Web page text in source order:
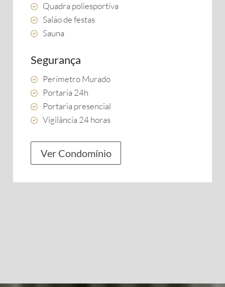
Quadra poliesportiva
Salão de festas
Sauna
Segurança
Perímetro Murado
Portaria 24h
Portaria presencial
Vigilância 24 horas
Ver Condomínio